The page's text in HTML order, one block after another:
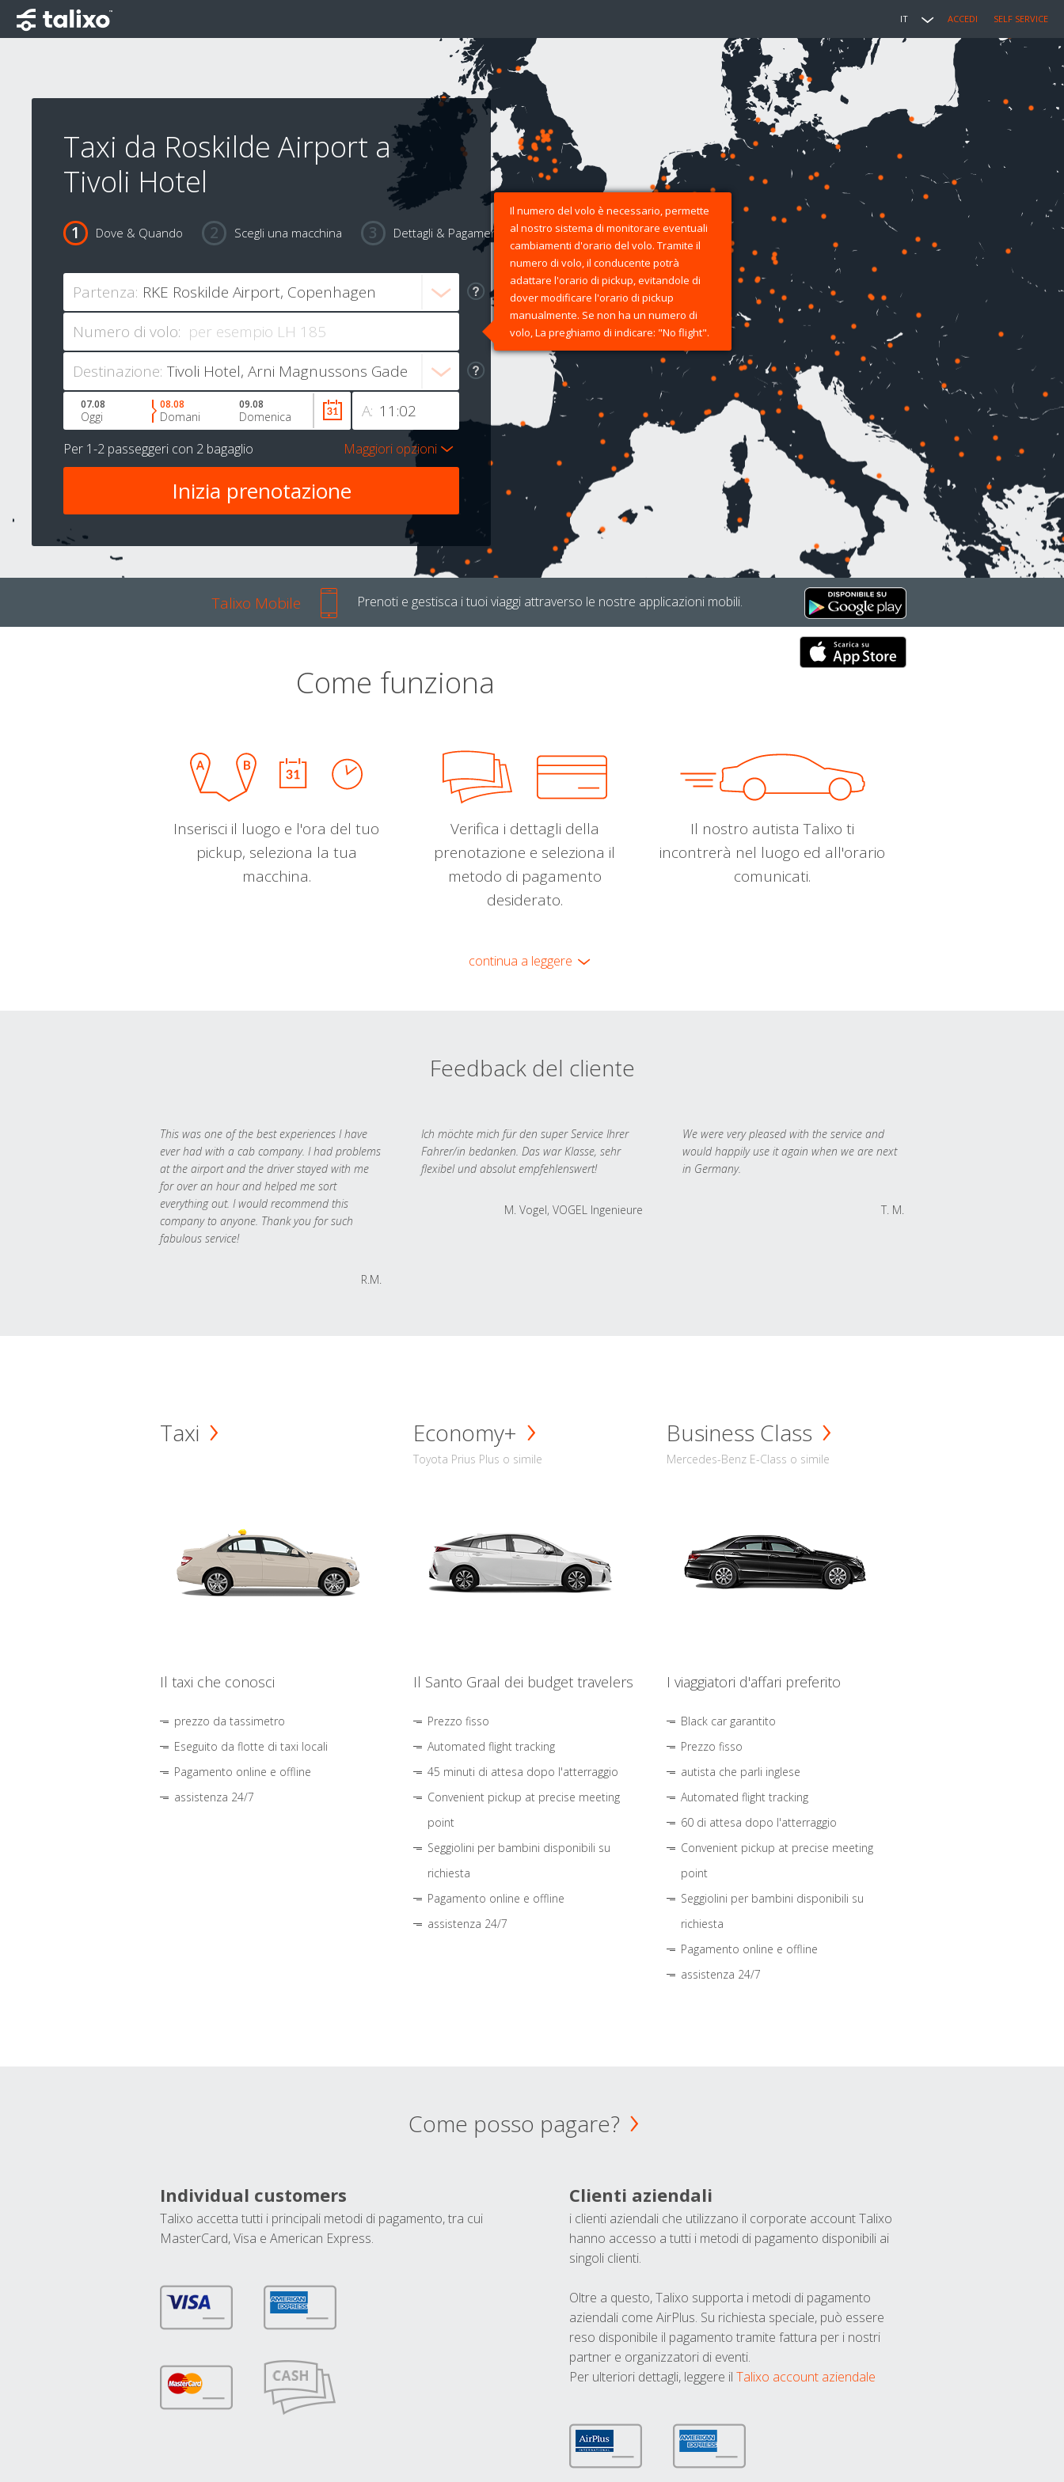
IT ACCEDI SELF SERVICE
Taxi da Roskilde Airport a
Tivoli Hotel
Dove & Quando Scegli una macchina Dettagli & Pagamento
Partenza:
Numero di volo:
Il numero del volo è necessario, permette
al nostro sistema di monitorare eventuali
cambiamenti d'orario del volo. Tramite il
numero di volo, il conducente potrà
adattare l'orario di pickup, evitandole di
dover modificare l'orario di pickup
manualmente. Se non ha un numero di
volo, La preghiamo di indicare: "No flight".
Destinazione:
A:
07.08
Oggi
08.08
Domani
09.08
Domenica
Per 1-2 passeggeri con 2 bagaglio Maggiori opzioni
Talixo Mobile Prenoti e gestisca i tuoi viaggi attraverso le nostre applicazioni mobili.
Come funziona
Inserisci il luogo e l'ora del tuo
pickup, seleziona la tua
macchina.
Verifica i dettagli della
prenotazione e seleziona il
metodo di pagamento
desiderato.
Il nostro autista Talixo ti
incontrerà nel luogo ed all'orario
comunicati.
continua a leggere
Feedback del cliente
This was one of the best experiences I have
ever had with a cab company. I had problems
at the airport and the driver stayed with me
for over an hour and helped me sort
everything out. I would recommend this
company to anyone. Thank you for such
fabulous service!
R.M.
Ich möchte mich für den super Service Ihrer
Fahrer/in bedanken. Das war Klasse, sehr
flexibel und absolut empfehlenswert!
M. Vogel, VOGEL Ingenieure
We were very pleased with the service and
would happily use it again when we are next
in Germany.
T. M.
Taxi
Il taxi che conosci
prezzo da tassimetro
Eseguito da flotte di taxi locali
Pagamento online e offline
assistenza 24/7
Economy+
Toyota Prius Plus o simile
Il Santo Graal dei budget travelers
Prezzo fisso
Automated flight tracking
45 minuti di attesa dopo l'atterraggio
Convenient pickup at precise meeting
point
Seggiolini per bambini disponibili su
richiesta
Pagamento online e offline
assistenza 24/7
Business Class
Mercedes-Benz E-Class o simile
I viaggiatori d'affari preferito
Black car garantito
Prezzo fisso
autista che parli inglese
Automated flight tracking
60 di attesa dopo l'atterraggio
Convenient pickup at precise meeting
point
Seggiolini per bambini disponibili su
richiesta
Pagamento online e offline
assistenza 24/7
Come posso pagare?
Individual customers
Talixo accetta tutti i principali metodi di pagamento, tra cui
MasterCard, Visa e American Express.
Clienti aziendali
i clienti aziendali che utilizzano il corporate account Talixo
hanno accesso a tutti i metodi di pagamento disponibili ai
singoli clienti.
Oltre a questo, Talixo supporta i metodi di pagamento
aziendali come AirPlus. Su richiesta speciale, può essere
reso disponibile il pagamento tramite fattura per i nostri
partner e organizzatori di eventi.
Per ulteriori dettagli, leggere il Talixo account aziendale